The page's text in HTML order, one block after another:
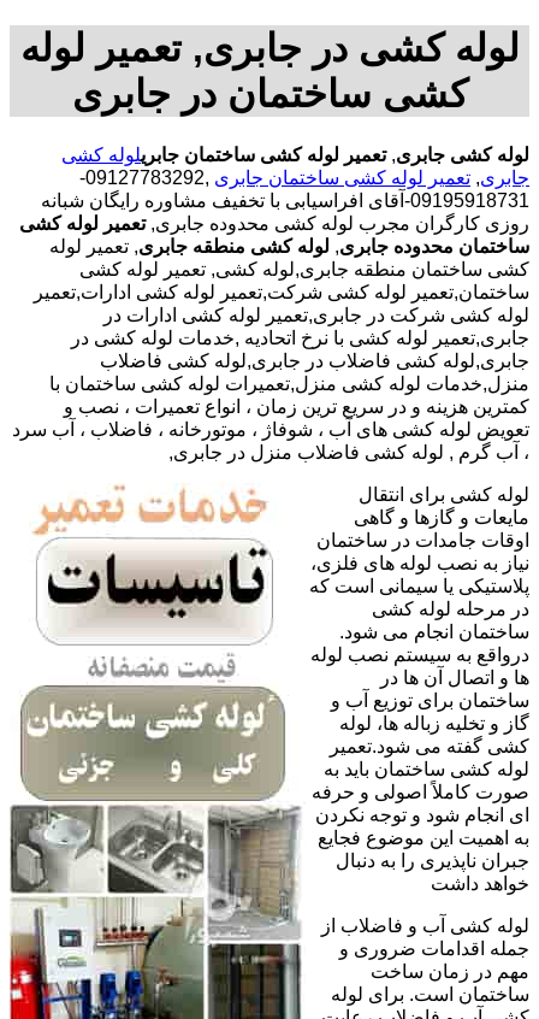
لوله کشی در جابری, تعمیر لوله
کشی ساختمان در جابری
لوله کشی جابری,تعمیر لوله کشی ساختمان جابریلوله کشی
جابری, تعمیر لوله کشی ساختمان جابری
,09127783292-
09195918731-آقای افراسیابی با تخفیف مشاوره رایگان شبانه
روزی کارگران مجرب لوله کشی محدوده جابری,تعمیر لوله کشی
ساختمان محدوده جابری, لوله کشی منطقه جابری, تعمیر لوله
کشی ساختمان منطقه جابری,لوله کشی, تعمیر لوله کشی
ساختمان,تعمیر لوله کشی شرکت,تعمیر لوله کشی ادارات,تعمیر
لوله کشی شرکت در جابری,تعمیر لوله کشی ادارات در
جابری,تعمیر لوله کشی با نرخ اتحادیه ,خدمات لوله کشی در
جابری,لوله کشی فاضلاب در جابری,لوله کشی فاضلاب
منزل,خدمات لوله کشی منزل,تعمیرات لوله کشی ساختمان با
کمترین هزینه و در سریع ترین زمان ، انواع تعمیرات ، نصب و
تعویض لوله کشی های آب ، شوفاژ ، موتورخانه ، فاضلاب ، آب سرد
، آب گرم , لوله کشی فاضلاب منزل در جابری,
لوله کشی برای انتقال
مایعات و گازها و گاهی
اوقات جامدات در ساختمان
نیاز به نصب لوله های فلزی،
پلاستیکی یا سیمانی است که
در مرحله لوله کشی
ساختمان انجام می شود.
درواقع به سیستم نصب لوله
ها و اتصال آن ها در
ساختمان برای توزیع آب و
گاز و تخلیه زباله ها، لوله
کشی گفته می شود.تعمیر
لوله کشی ساختمان باید به
صورت کاملاً اصولی و حرفه
ای انجام شود و توجه نکردن
به اهمیت این موضوع فجایع
جبران ناپذیری را به دنبال
خواهد داشت
لوله کشی آب و فاضلاب از
جمله اقدامات ضروری و
مهم در زمان ساخت
ساختمان است. برای لوله